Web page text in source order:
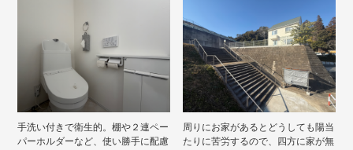
手洗い付きで衛生的。棚や２連ペー
パーホルダーなど、使い勝手に配慮
周りにお家があるとどうしても陽当
たりに苦労するので、四方に家が無